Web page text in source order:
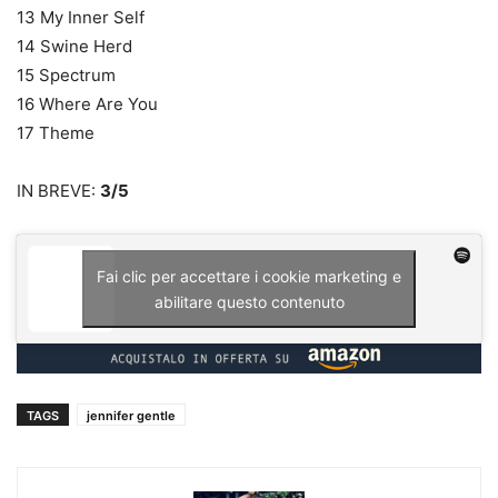
13 My Inner Self
14 Swine Herd
15 Spectrum
16 Where Are You
17 Theme
IN BREVE: 3/5
Fai clic per accettare i cookie marketing e
abilitare questo contenuto
TAGS jennifer gentle